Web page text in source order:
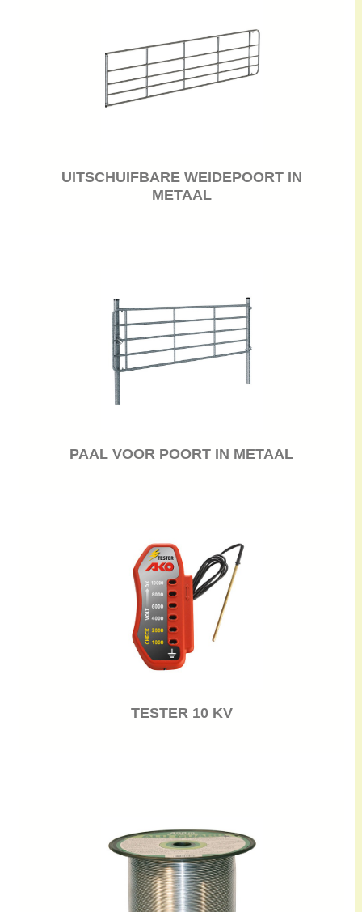
UITSCHUIFBARE WEIDEPOORT IN
METAAL
PAAL VOOR POORT IN METAAL
TESTER 10 KV